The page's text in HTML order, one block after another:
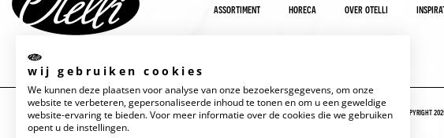
assortiment horeca over otelli
copyright
wij gebruiken cookies
We kunnen deze plaatsen voor analyse van onze bezoekersgegevens, om onze
website te verbeteren, gepersonaliseerde inhoud te tonen en om u een geweldige
website-ervaring te bieden. Voor meer informatie over de cookies die we gebruiken
opent u de instellingen.